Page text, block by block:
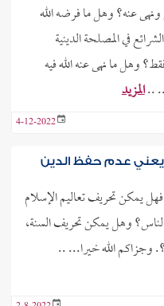
ونهى عنه؟ وهل ما فرضه الله
في المصلحة الدينية
فقط؟ وهل ما نهى عنه الله فيه
..المزيد
4-12-2022
يعني عدم حفظ الدين
يمكن تحريف تعاليم الإسلام
وهل يمكن تحريف السنة،
الله خيرا... ..